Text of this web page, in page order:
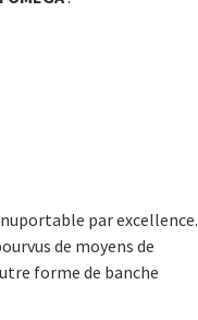
par excellence.
de moyens de
forme de banche